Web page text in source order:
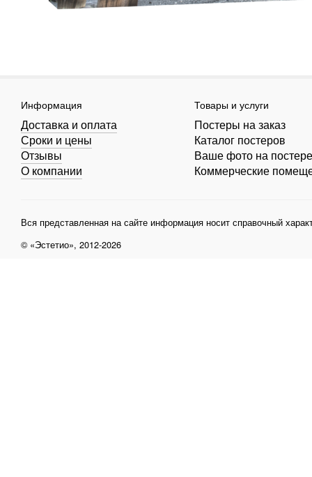
Информация
Доставка и оплата
Сроки и цены
Отзывы
О компании
Товары и услуги
Постеры на заказ
Каталог постеров
Ваше фото на постере
Коммерческие
Вся представленная на сайте информация носит справочный
© «Эстетио», 2012-2026